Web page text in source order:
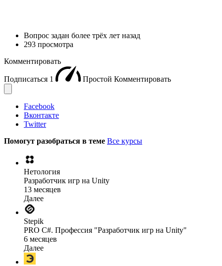
Вопрос задан более трёх лет назад
293 просмотра
Комментировать
Подписаться 1 Простой Комментировать
Facebook
Вконтакте
Twitter
Помогут разобраться в теме Все курсы
Нетология
Разработчик игр на Unity
13 месяцев
Далее
Stepik
PRO C#. Профессия "Разработчик игр на Unity"
6 месяцев
Далее